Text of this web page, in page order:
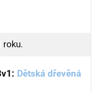
roku.
Dětská dřevěná